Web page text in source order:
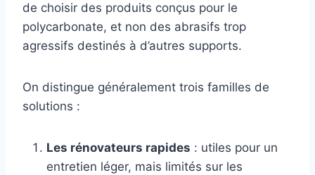
de choisir des produits conçus pour le
polycarbonate, et non des abrasifs trop
agressifs destinés à d’autres supports.
On distingue généralement trois familles de
solutions :
Les rénovateurs rapides : utiles pour un
entretien léger, mais limités sur les